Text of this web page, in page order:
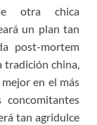
otra chica
un plan tan
post-mortem
tradición china,
en el más
tan agridulce